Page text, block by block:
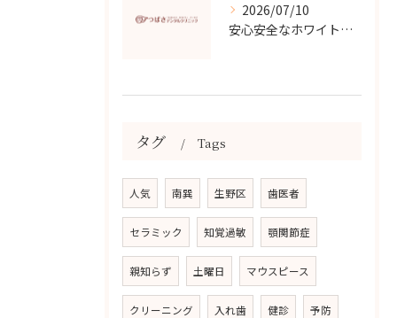
2026/07/10
安心安全なホワイトニングの選び方と効果
タグ Tags
人気 南巽 生野区 歯医者
セラミック 知覚過敏 顎関節症
親知らず 土曜日 マウスピース
クリーニング 入れ歯 健診 予防